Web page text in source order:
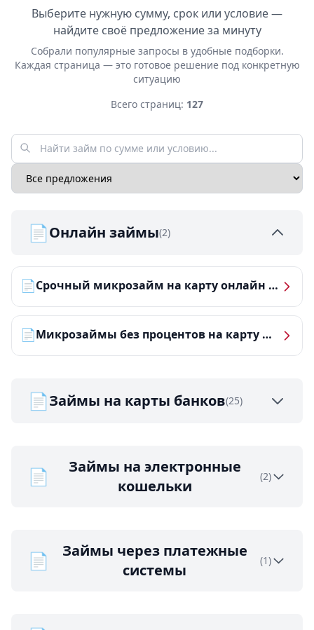
Выберите нужную сумму, срок или условие —
найдите своё предложение за минуту
Собрали популярные запросы в удобные подборки.
Каждая страница — это готовое решение под конкретную
ситуацию
Всего страниц: 127
📄Онлайн займы(2)
📄 Срочный микрозайм на карту онлайн — получить деньги за 5 минут
📄 Микрозаймы без процентов на карту — ТОП-10 за 2026 год
📄Займы на карты банков(25)
📄
Займы на электронные
кошельки
(2)
📄
Займы через платежные
системы
(1)